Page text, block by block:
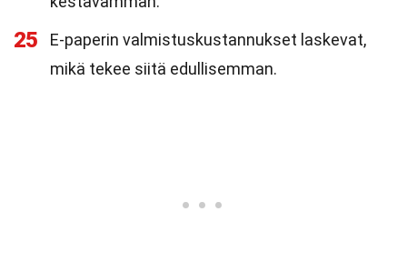
25
E-paperin valmistuskustannukset laskevat,
mikä tekee siitä edullisemman.